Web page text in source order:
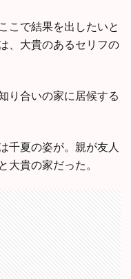
こで結果を出したいと
、大貴のあるセリフの
り合いの家に居候する
千夏の姿が。親が友人
大貴の家だった。